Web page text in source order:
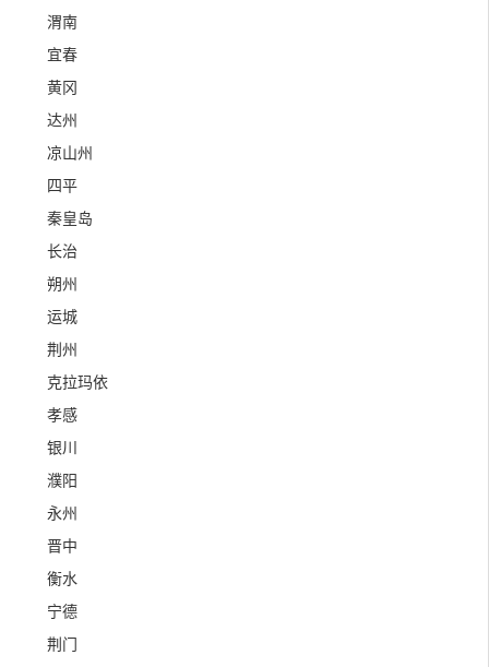
渭南
宜春
黄冈
达州
凉山州
四平
秦皇岛
长治
朔州
运城
荆州
克拉玛依
孝感
银川
濮阳
永州
晋中
衡水
宁德
荆门